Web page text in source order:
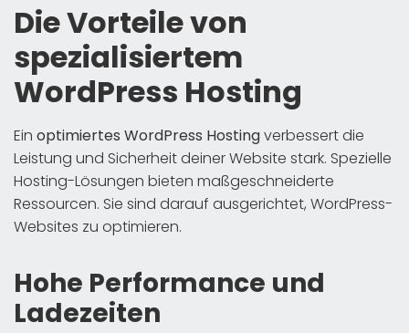
Die Vorteile von
spezialisiertem
WordPress Hosting
Ein optimiertes WordPress Hostingverbessert die
Leistung und Sicherheit deiner Website stark. Spezielle
Hosting-Lösungen bieten maßgeschneiderte
Ressourcen. Sie sind darauf ausgerichtet, WordPress-
Websites zu optimieren.
Hohe Performance und
Ladezeiten